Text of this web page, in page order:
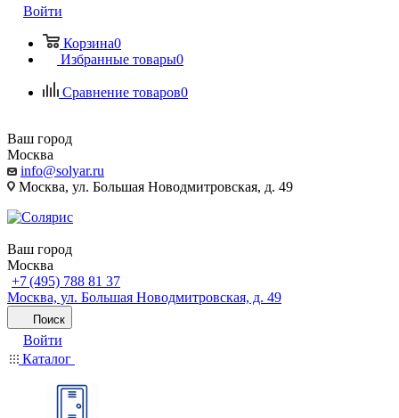
Войти
Корзина0
Избранные товары0
Сравнение товаров0
Ваш город
Москва
info@solyar.ru
Москва, ул. Большая Новодмитровская, д. 49
Ваш город
Москва
+7 (495) 788 81 37
Москва, ул. Большая Новодмитровская, д. 49
Поиск
Войти
Каталог